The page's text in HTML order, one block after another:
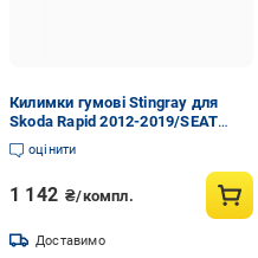
Килимки гумові Stingray для
Skoda Rapid 2012-2019/SEAT
Toledo IV 2012-2019 з бортом
ТЕП 2 шт. (5020032)
оцінити
1 142 ₴/компл.
Доставимо